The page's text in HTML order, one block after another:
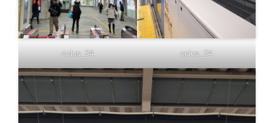
oplus_34 oplus_34